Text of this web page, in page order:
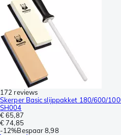
172 reviews
Skerper Basic slijppakket 180/600/
SH004
€ 65,87
€ 74,85
-12%Bespaar 8,98